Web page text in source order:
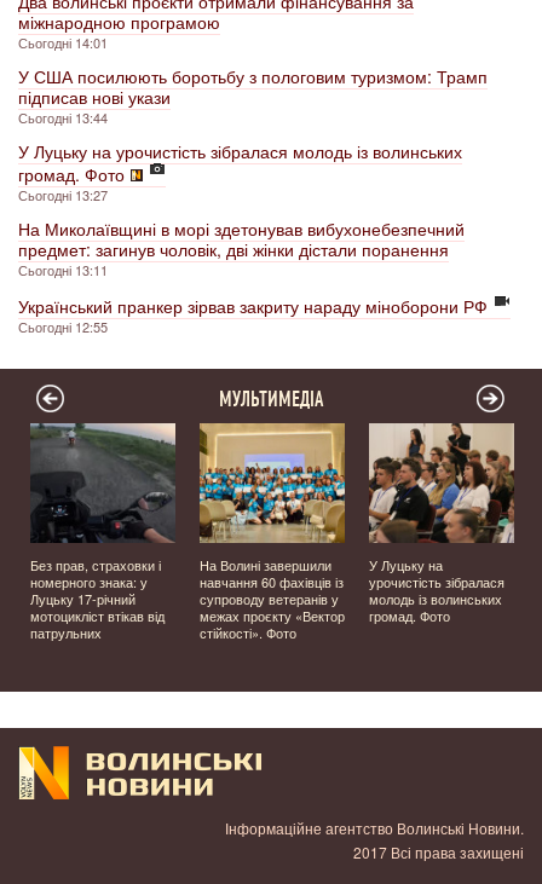
міжнародною програмою
Сьогодні 14:01
У США посилюють боротьбу з пологовим туризмом: Трамп
підписав нові укази
Сьогодні 13:44
У Луцьку на урочистість зібралася молодь із волинських
громад. Фото
Сьогодні 13:27
На Миколаївщині в морі здетонував вибухонебезпечний
предмет: загинув чоловік, дві жінки дістали поранення
Сьогодні 13:11
Український пранкер зірвав закриту нараду міноборони РФ
Сьогодні 12:55
МУЛЬТИМЕДІА
Без прав, страховки і
номерного знака: у
Луцьку 17-річний
мотоцикліст втікав від
патрульних
На Волині завершили
навчання 60 фахівців із
супроводу ветеранів у
межах проєкту «Вектор
стійкості». Фото
У Луцьку на
урочистість зібралася
молодь із волинських
громад. Фото
Інформаційне агентство Волинські Новини.
2017 Всі права захищені